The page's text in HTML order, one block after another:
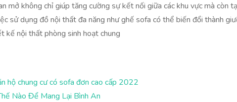
mở không chỉ giúp tăng cường sự kết nối giữa các khu vực mà còn
sử dụng đồ nội thất đa năng như ghế sofa có thể biến đổi thành
kế nội thất phòng sinh hoạt chung
hộ chung cư có sofa đơn cao cấp 2022
Nào Để Mang Lại Bình An